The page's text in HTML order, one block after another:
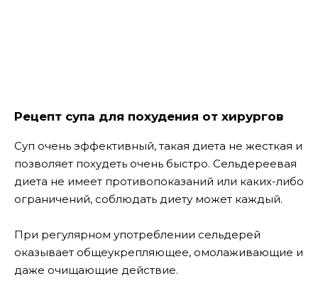
Рецепт супа для похудения от хирургов
Суп очень эффективный, такая диета не жесткая и
позволяет похудеть очень быстро. Сельдереевая
диета не имеет противопоказаний или каких-либо
ограничений, соблюдать диету может каждый.
При регулярном употреблении сельдерей
оказывает общеукрепляющее, омолаживающие и
даже очищающие действие.